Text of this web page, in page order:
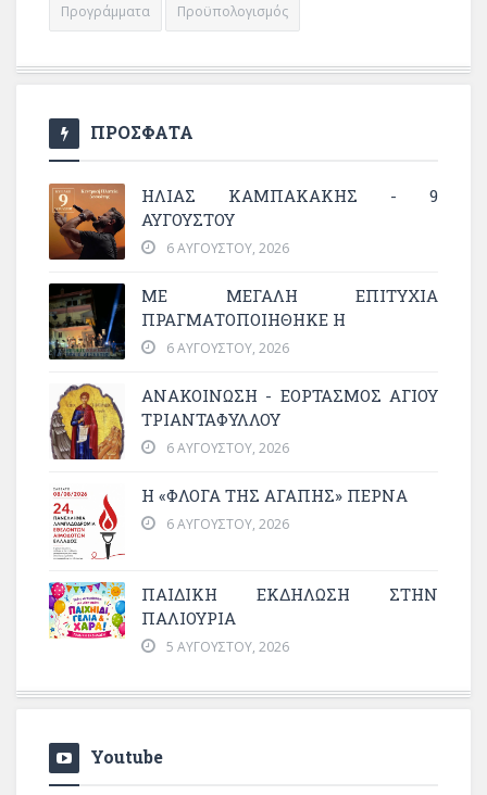
Προγράμματα Προϋπολογισμός
ΠΡΟΣΦΑΤΑ
ΗΛΙΑΣ ΚΑΜΠΑΚΑΚΗΣ - 9
ΑΥΓΟΥΣΤΟΥ
6 ΑΥΓΟΎΣΤΟΥ, 2026
ΜΕ ΜΕΓΆΛΗ ΕΠΙΤΥΧΊΑ
ΠΡΑΓΜΑΤΟΠΟΙΉΘΗΚΕ Η
6 ΑΥΓΟΎΣΤΟΥ, 2026
ΑΝΑΚΟΙΝΩΣΗ - ΕΟΡΤΑΣΜΟΣ ΑΓΙΟΥ
ΤΡΙΑΝΤΑΦΥΛΛΟΥ
6 ΑΥΓΟΎΣΤΟΥ, 2026
Η «ΦΛΌΓΑ ΤΗΣ ΑΓΆΠΗΣ» ΠΕΡΝΆ
6 ΑΥΓΟΎΣΤΟΥ, 2026
ΠΑΙΔΙΚΗ ΕΚΔΗΛΩΣΗ ΣΤΗΝ
ΠΑΛΙΟΥΡΙΑ
5 ΑΥΓΟΎΣΤΟΥ, 2026
Youtube